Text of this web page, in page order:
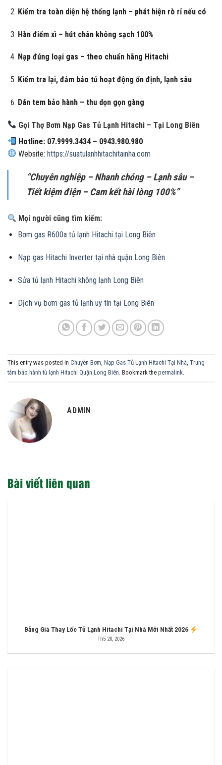
Kiểm tra toàn diện hệ thống lạnh – phát hiện rò rỉ nếu có
Hàn điểm xì – hút chân không sạch 100%
Nạp đúng loại gas – theo chuẩn hãng Hitachi
Kiểm tra lại, đảm bảo tủ hoạt động ổn định, lạnh sâu
Dán tem bảo hành – thu dọn gọn gàng
Gọi Thợ Bơm Nạp Gas Tủ Lạnh Hitachi – Tại Long Biên
Hotline: 07.9999.3434 – 0943.980.980
Website:https://suatulanhhitachitainha.com
“Chuyên nghiệp – Nhanh chóng – Lạnh sâu –
Tiết kiệm điện – Cam kết hài lòng 100%”
Mọi người cũng tìm kiếm:
Bơm gas R600a tủ lạnh Hitachi tại Long Biên
Nạp gas Hitachi Inverter tại nhà quận Long Biên
Sửa tủ lạnh Hitachi không lạnh Long Biên
Dịch vụ bơm gas tủ lạnh uy tín tại Long Biên
This entry was posted in Chuyên Bơm, Nạp Gas Tủ Lạnh Hitachi Tại Nhà, Trung
tâm bảo hành tủ lạnh Hitachi Quận Long Biên. Bookmark the permalink.
ADMIN
Bài viết liên quan
Bảng Giá Thay Lốc Tủ Lạnh Hitachi Tại Nhà Mới Nhất 2026
Th5 20, 2026